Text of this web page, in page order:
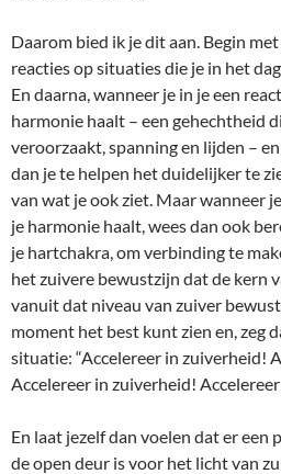
Daarom bied ik je dit aan. Begin
reacties op situaties die je in het
En daarna, wanneer je in je een
harmonie haalt – een gehechtheid
veroorzaakt, spanning en lijden –
dan je te helpen het duidelijker te
van wat je ook ziet. Maar wanneer
je harmonie haalt, wees dan ook
je hartchakra, om verbinding te
het zuivere bewustzijn dat de kern
vanuit dat niveau van zuiver
moment het best kunt zien en, zeg
situatie: “Accelereer in zuiverheid!
Accelereer in zuiverheid!
En laat jezelf dan voelen dat er een
de open deur is voor het licht van